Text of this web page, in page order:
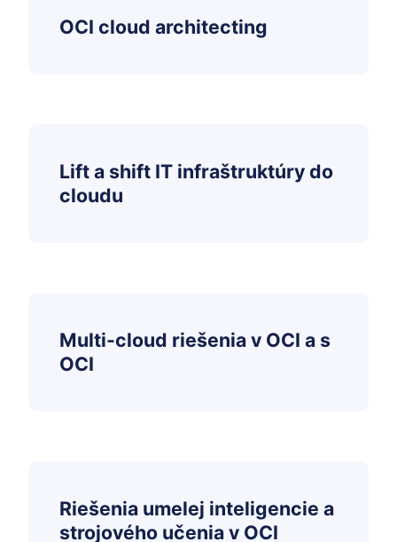
OCI cloud architecting
Lift a shift IT infraštruktúry do
cloudu
Multi-cloud riešenia v OCI a s
OCI
Riešenia umelej inteligencie a
strojového učenia v OCI